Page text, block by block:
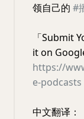
领自己的 #
「Submit
it on
https://
e-podcasts
中文翻译：